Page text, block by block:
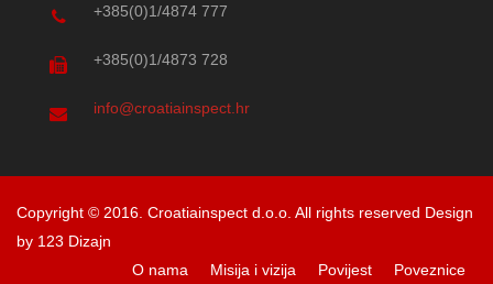
+385(0)1/4874 777
+385(0)1/4873 728
info@croatiainspect.hr
Copyright © 2016. Croatiainspect d.o.o. All rights reserved Design
by 123 Dizajn
O nama
Misija i vizija Povijest Poveznice